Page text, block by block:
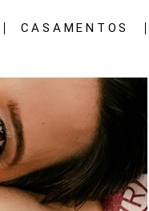
CASAMENTOS